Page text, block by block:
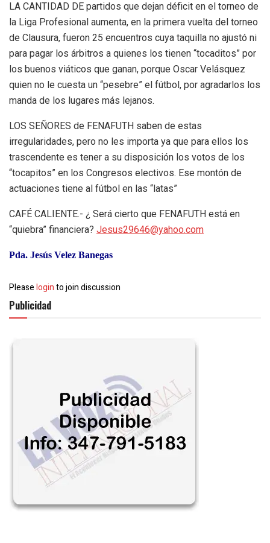
LA CANTIDAD DE partidos que dejan déficit en el torneo de
la Liga Profesional aumenta, en la primera vuelta del torneo
de Clausura, fueron 25 encuentros cuya taquilla no ajustó ni
para pagar los árbitros a quienes los tienen “tocaditos” por
los buenos viáticos que ganan, porque Oscar Velásquez
quien no le cuesta un “pesebre” el fútbol, por agradarlos los
manda de los lugares más lejanos.
LOS SEÑORES de FENAFUTH saben de estas
irregularidades, pero no les importa ya que para ellos los
trascendente es tener a su disposición los votos de los
“tocapitos” en los Congresos electivos. Ese montón de
actuaciones tiene al fútbol en las “latas”
CAFÉ CALIENTE.- ¿ Será cierto que FENAFUTH está en
“quiebra” financiera? Jesus29646@yahoo.com
Pda. Jesús Velez Banegas
Pleaseloginto join discussion
Publicidad